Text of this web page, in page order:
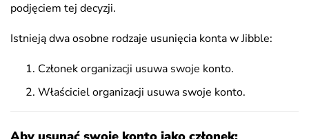
podjęciem tej decyzji.
Istnieją dwa osobne rodzaje usunięcia konta w Jibble:
Członek organizacji usuwa swoje konto.
Właściciel organizacji usuwa swoje konto.